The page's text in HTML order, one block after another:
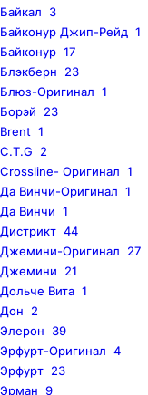
Байкал
3
Байконур Джип-Рейд 1
Байконур 17
Блэкберн
23
Блюз-Оригинал 1
Борэй
23
Brent 1
C.T.G
2
Crossline- Оригинал 1
Да Винчи-Оригинал 1
Да Винчи 1
Дистрикт 44
Джемини-Оригинал
27
Джемини
21
Дольче Вита 1
Дон
2
Элерон
39
Эрфурт-Оригинал 4
Эрфурт 23
Эрман 9